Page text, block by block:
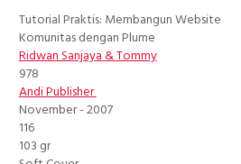
Tutorial Praktis: Membangun Website
Komunitas dengan Plume
Ridwan Sanjaya&Tommy
978
Andi Publisher
November - 2007
116
103 gr